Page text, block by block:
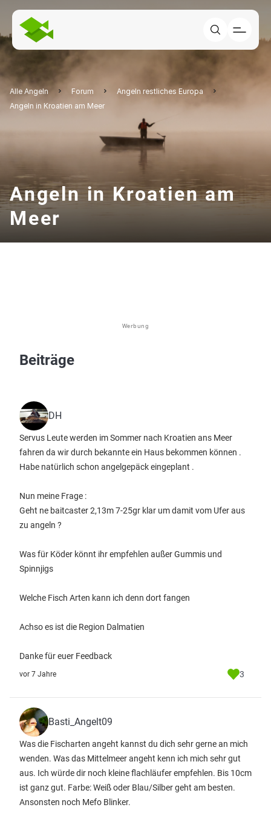
Alle Angeln Forum
Angeln restliches Europa
Angeln in Kroatien am Meer
Angeln in Kroatien am
Meer
Werbung
Beiträge
DH
Servus Leute werden im Sommer nach Kroatien ans Meer
fahren da wir durch bekannte ein Haus bekommen können .
Habe natürlich schon angelgepäck eingeplant .
Nun meine Frage :
Geht ne baitcaster 2,13m 7-25gr klar um damit vom Ufer aus
zu angeln ?
Was für Köder könnt ihr empfehlen außer Gummis und
Spinnjigs
Welche Fisch Arten kann ich denn dort fangen
Achso es ist die Region Dalmatien
Danke für euer Feedback
vor 7 Jahre 3
Basti_Angelt09
Was die Fischarten angeht kannst du dich sehr gerne an mich
wenden. Was das Mittelmeer angeht kenn ich mich sehr gut
aus. Ich würde dir noch kleine flachläufer empfehlen. Bis 10cm
ist ganz gut. Farbe: Weiß oder Blau/Silber geht am besten.
Ansonsten noch Mefo Blinker.